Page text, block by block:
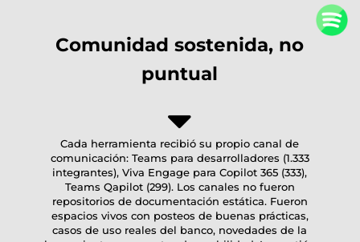
Comunidad sostenida, no
puntual
Cada herramienta recibió su propio canal de
comunicación: Teams para desarrolladores (1.333
integrantes), Viva Engage para Copilot 365 (333),
Teams Qapilot (299). Los canales no fueron
repositorios de documentación estática. Fueron
espacios vivos con posteos de buenas prácticas,
casos de uso reales del banco, novedades de la